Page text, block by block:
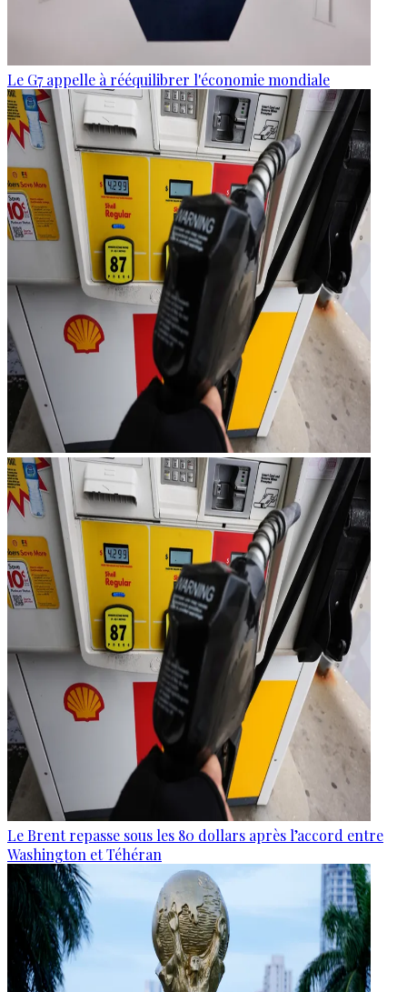
Le G7 appelle à rééquilibrer l'économie mondiale
Le Brent repasse sous les 80 dollars après l’accord entre
Washington et Téhéran